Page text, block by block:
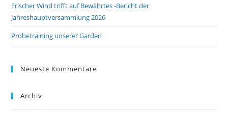
Frischer Wind trifft auf Bewährtes -Bericht der
Jahreshauptversammlung 2026
Probetraining unserer Garden
Neueste Kommentare
Archiv